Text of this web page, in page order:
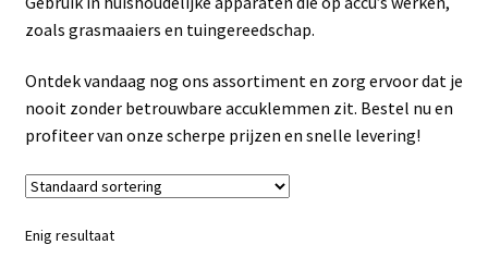
Winkelwagen
zoals grasmaaiers en tuingereedschap.
Ontdek vandaag nog ons assortiment en zorg ervoor dat je
nooit zonder betrouwbare accuklemmen zit. Bestel nu en
profiteer van onze scherpe prijzen en snelle levering!
Enig resultaat